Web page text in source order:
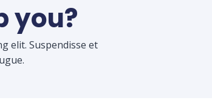
you?
elit. Suspendisse et